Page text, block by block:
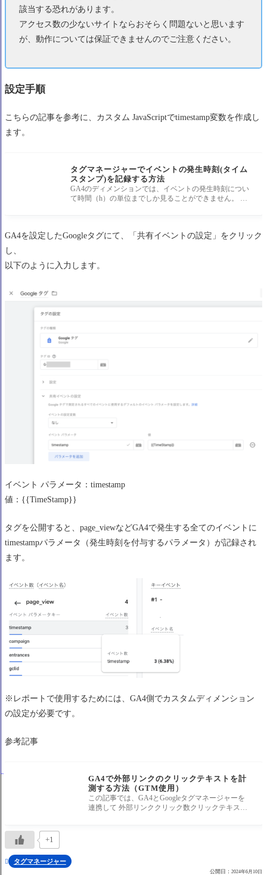
該当する恐れがあります。
アクセス数の少ないサイトならおそらく問題ないと思います
が、動作については保証できませんのでご注意ください。
設定手順
こちらの記事を参考に、 カスタム JavaScriptでtimestamp変数を作成し
ます。
タグマネージャーでイベントの発生時刻(タイム
スタンプ)を記録する方法
GA4のディメンションでは、イベントの発生時刻につい
て時間（h）の単位までしか見ることができません。 イ
GA4を設定したGoogleタグにて、「共有イベントの設定」をクリック
し、
以下のように入力します。
イベント パラメータ：timestamp
値：{{TimeStamp}}
タグを公開すると、page_viewなどGA4で発生する全てのイベントに
timestampパラメータ（発生時刻を付与するパラメータ）が記録され
ます。
※レポートで使用するためには、GA4側でカスタムディメンション
の設定が必要です。
参考記事
GA4で外部リンクのクリックテキストを計
測する方法（GTM使用）
この記事では、GA4とGoogleタグマネージャーを
連携して 外部リンククリック数クリックテキスト
+1
 タグマネージャー
公開日： 2024年6月10日